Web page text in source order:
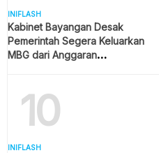
INIFLASH
Kabinet Bayangan Desak
Pemerintah Segera Keluarkan
MBG dari Anggaran
10
INIFLASH